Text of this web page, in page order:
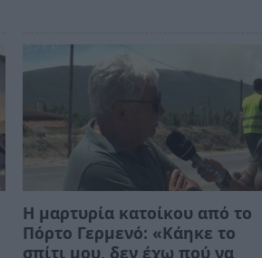
Η μαρτυρία κατοίκου από το
Πόρτο Γερμενό: «Κάηκε το
σπίτι μου, δεν έχω πού να